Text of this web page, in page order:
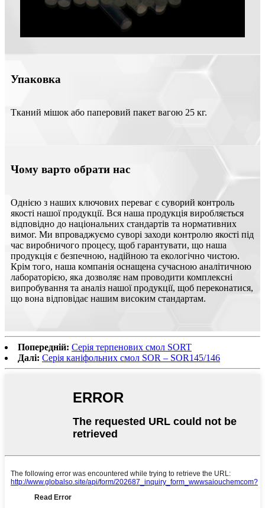
Упаковка
Тканий мішок або паперовий пакет вагою 25 кг.
Чому варто обрати нас
Однією з наших ключових переваг є суворий контроль
якості нашої продукції. Вся наша продукція виробляється
відповідно до національних стандартів та нормативних
вимог. Ми впроваджуємо суворі заходи контролю якості під
час виробничого процесу, щоб гарантувати, що наша
продукція є безпечною, надійною та екологічно чистою.
Крім того, наша компанія оснащена сучасною аналітичною
лабораторією, яка дозволяє нам проводити комплексні
випробування та аналіз нашої продукції, щоб переконатися,
що вона відповідає нашим високим стандартам.
Попередній: Серія терпенових смол SORT
Далі: Серія каніфольних смол SOR – SOR145/146